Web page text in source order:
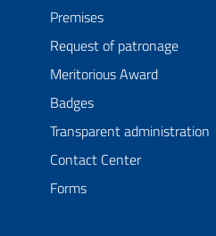
Premises
Request of patronage
Meritorious Award
Badges
Transparent administration
Contact Center
Forms